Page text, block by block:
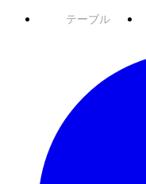
テーブル